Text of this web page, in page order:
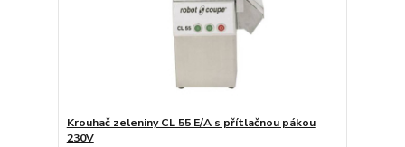
Krouhač zeleniny CL 55 E/A s přítlačnou pákou
230V